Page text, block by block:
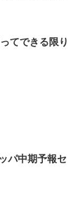
てできる限り
パ中期予報セ